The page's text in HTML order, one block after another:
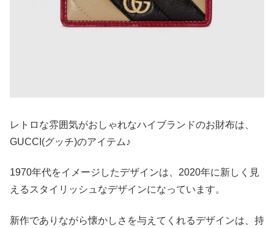
レトロな雰囲気がおしゃれなハイブランドのお財布は、
GUCCI(グッチ)のアイテム♪
1970年代をイメージしたデザインは、2020年に新しく見
えるスタイリッシュなデザインになっています。
新作でありながら懐かしさを与えてくれるデザインは、持